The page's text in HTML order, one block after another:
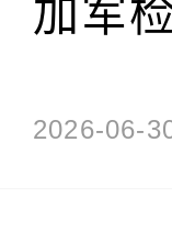
加军
2026-06-